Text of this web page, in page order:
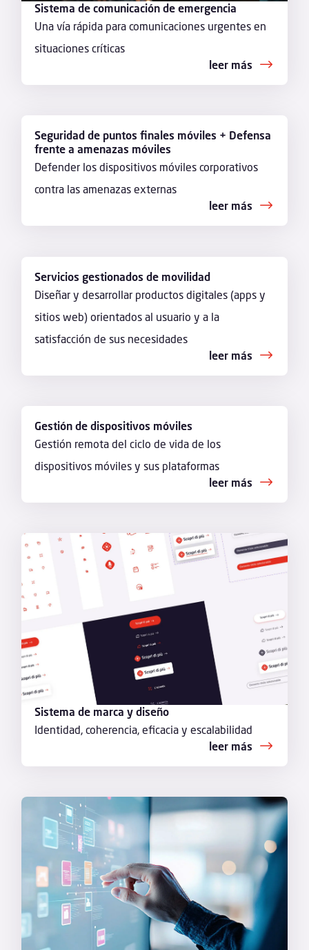
Sistema de comunicación de emergencia
Una vía rápida para comunicaciones urgentes en
situaciones críticas
leer más
Seguridad de puntos finales móviles + Defensa
frente a amenazas móviles
Defender los dispositivos móviles corporativos
contra las amenazas externas
leer más
Servicios gestionados de movilidad
Diseñar y desarrollar productos digitales (apps y
sitios web) orientados al usuario y a la
satisfacción de sus necesidades
leer más
Gestión de dispositivos móviles
Gestión remota del ciclo de vida de los
dispositivos móviles y sus plataformas
leer más
Sistema de marca y diseño
Identidad, coherencia, eficacia y escalabilidad
leer más